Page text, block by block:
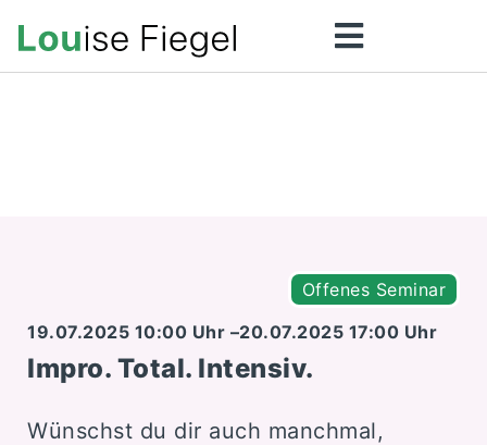
Home
Offenes Seminar
19.07.2025 10:00 Uhr –20.07.2025 17:00 Uhr
Impro. Total. Intensiv.
Wünschst du dir auch manchmal,